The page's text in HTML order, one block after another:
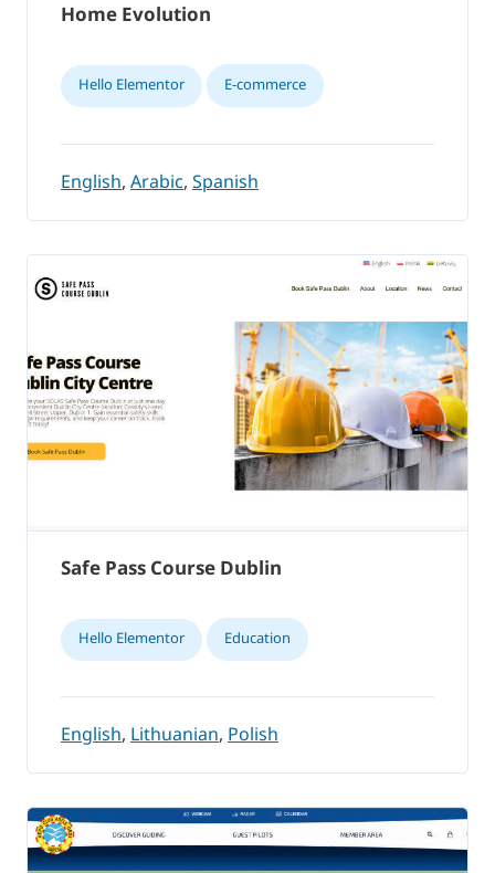
Home Evolution
Hello Elementor E-commerce
English, Arabic, Spanish
Safe Pass Course Dublin
Hello Elementor Education
English, Lithuanian, Polish